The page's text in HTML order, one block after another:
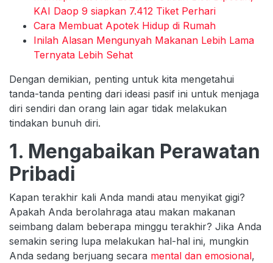
KAI Daop 9 siapkan 7.412 Tiket Perhari
Cara Membuat Apotek Hidup di Rumah
Inilah Alasan Mengunyah Makanan Lebih Lama
Ternyata Lebih Sehat
Dengan demikian, penting untuk kita mengetahui
tanda-tanda penting dari ideasi pasif ini untuk menjaga
diri sendiri dan orang lain agar tidak melakukan
tindakan bunuh diri.
1. Mengabaikan Perawatan
Pribadi
Kapan terakhir kali Anda mandi atau menyikat gigi?
Apakah Anda berolahraga atau makan makanan
seimbang dalam beberapa minggu terakhir? Jika Anda
semakin sering lupa melakukan hal-hal ini, mungkin
Anda sedang berjuang secara mental dan emosional,